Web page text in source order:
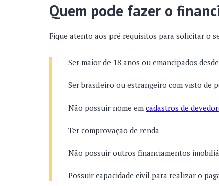
Quem pode fazer o
Fique atento aos pré requisitos para solicitar o
Ser maior de 18 anos ou emancipados
Ser brasileiro ou estrangeiro com visto de
Não possuir nome em cadastros de
Ter comprovação de renda
Não possuir outros financiamentos
Possuir capacidade civil para realizar o